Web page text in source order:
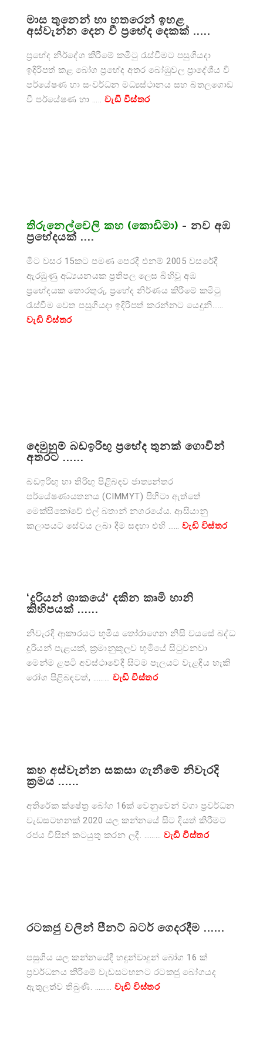
මාස තුනෙන් හා හතරෙන් ඉහළ
අස්වැන්න දෙන වී ප්‍රභේද දෙකක් .....
ප්‍රභේද නිර්දේශ කිරීමේ කමිටු රැස්වීමට පසුගියදා
ඉදිරිපත් කළ බෝග ප්‍රභේද අතර බෝඹුවල ප්‍රාදේශීය වී
පර්යේෂණ හා සංවර්ධන මධ්‍යස්ථානය සහ බතලගොඩ
වී පර්යේෂණ හා ….. වැඩි විස්තර
තිරුනෙල්වෙලි කහ (කොඩිමා) - නව අඹ
ප්‍රභේදයක් ....
මීට වසර 15කට පමණ පෙරදී එනම් 2005 වසරේදී
ඇරඹුණු අධ්‍යයනයක ප්‍රතිපල ලෙස බිහිවූ අඹ
ප්‍රභේදයක තොරතුරු, ප්‍රභේද නිර්ණය කිරීමේ කමිටු
රැස්වීම වෙත පසුගියදා ඉදිරිපත් කරන්නට යෙදුනි……
වැඩි විස්තර
දෙමුහුම් බඩඉරිඟු ප්‍රභේද තුනක් ගොවීන්
අතරට ......
බඩඉරිඟු හා තිරිඟු පිළිබඳව ජාත්‍යන්තර
පර්යේෂණායතනය (CIMM‍YT) පිහිටා ඇත්තේ
මෙක්සිකෝවේ එල් බතාන් නගරයේය. ආසියානු
කලාපයට සේවය ලබා දීම සඳහා එහි …… වැඩි විස්තර
‘දූරියන් ශාකයේ‘ දකින කෘමි හානි
කිහිපයක් ......
නිවැරදි ආකාරයට භූමිය තෝරාගෙන නිසි වයසේ බද්ධ
දූරියන් පැළයක්, ක්‍රමානුකූලව භූමියේ සිටුවනවා
මෙන්ම ළපටි අවස්ථාවේදී සිටම පැලයට වැළඳිය හැකි
රෝග පිළිබඳවත්, ……… වැඩි විස්තර
කහ අස්වැන්න සකසා ගැනීමේ නිවැරදි
ක්‍රමය ......
අතිරේක ක්ෂේත්‍ර බෝග 16ක් වෙනුවෙන් වගා ප්‍රවර්ධන
වැඩසටහනක් 2020 යල කන්නයේ සිට දියත් කිරීමට
රජය විසින් කටයුතු කරන ලදී. ……… වැඩි විස්තර
රටකජු වලින් පීනට් බටර් ගෙදරදීම ......
පසුගිය යල කන්නයේදී හඳුන්වාදුන් බෝග 16 ක්
ප්‍රවර්ධනය කිරිමේ වැඩසටහනට රටකජු බෝගයද
ඇතුලත්ව තිබුණි. ……… වැඩි විස්තර